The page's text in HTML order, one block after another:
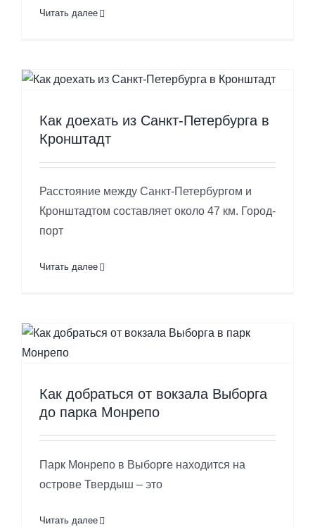
Читать далее
Как доехать из Санкт-Петербурга в
Кронштадт
Расстояние между Санкт-Петербургом и
Кронштадтом составляет около 47 км. Город-
порт
Читать далее
Как добраться от вокзала Выборга
до парка Монрепо
Парк Монрепо в Выборге находится на
острове Твердыш – это
Читать далее